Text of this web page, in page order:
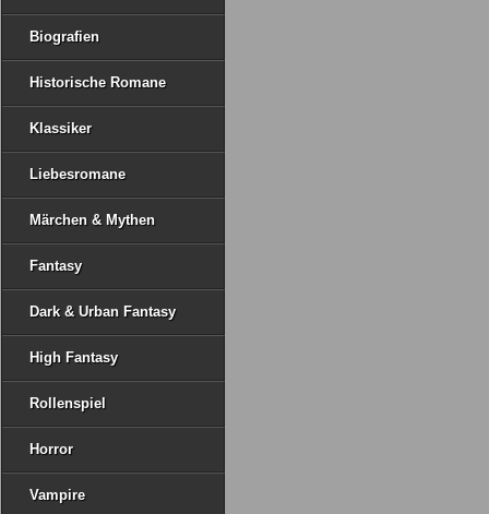
Biografien
Historische Romane
Klassiker
Liebesromane
Märchen & Mythen
Fantasy
Dark & Urban Fantasy
High Fantasy
Rollenspiel
Horror
Vampire